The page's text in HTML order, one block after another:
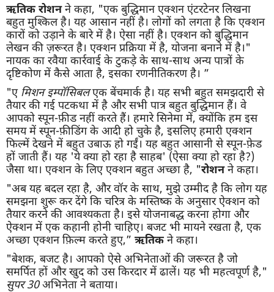
ऋतिक रोशनने कहा, "एक बुद्धिमान एक्शन एंटरटेनर लिखना
बहुत मुश्किल है। यह आसान नहीं है। लोगों को लगता है कि एक्शन
कारों को उड़ाने के बारे में है। ऐसा नहीं है। एक्शन को बुद्धिमान
लेखन की ज़रूरत है। एक्शन प्रक्रिया में है, योजना बनाने में है।"
नायक का रवैया कार्रवाई के टुकड़े के साथ-साथ अन्य पात्रों के
दृष्टिकोण में कैसे आता है, इसका रणनीतिकरण है। ”
"एमिशन इम्पॉसिबलएक बेंचमार्क है। यह सभी बहुत समझदारी से
तैयार की गई पटकथा में है और सभी पात्र बहुत बुद्धिमान हैं। वे
आपको स्पून-फ़ीड नहीं करते हैं। हमारे सिनेमा में, क्योंकि हम इस
समय में स्पून-फ़ीडिंग के आदी हो चुके है, इसलिए हमारी एक्शन
फिल्में देखने में बहुत उबाऊ हो गईं। यह बहुत आसानी से स्पून-फ़ेड
हों जाती हैं। यह 'ये क्या हो रहा है साहब' (ऐसा क्या हो रहा है?)
जैसा था। एक्शन के लिए एक्शन बहुत अच्छा है, "रोशनने कहा।
"अब यह बदल रहा है, और वॉर के साथ, मुझे उम्मीद है कि लोग यह
समझना शुरू कर देंगे कि चरित्र के मस्तिष्क के अनुसार ऐक्शन को
तैयार करने की आवश्यकता है। इसे योजनाबद्ध करना होगा और
ऐक्शन में एक कहानी होनी चाहिए। बजट भी मायने रखता है, एक
अच्छा एक्शन फ़िल्म करते हुए,” ऋतिक ने कहा।
"बेशक, बजट है। आपको ऐसे अभिनेताओं की जरूरत है जो
समर्पित हों और खुद को उस किरदार में ढालें। यह भी महत्वपूर्ण है,"
सुपर 30अभिनेता ने बताया।